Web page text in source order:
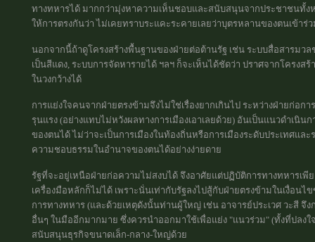
ทางทหารได้ มากกว่ามุ่งหาความเห็นชอบและสนับสนุนจากประชาชนทั้
ให้การตรงกันว่า ไม่เคยทราบระแคะระคายเลยว่าบุตรหลานของตนเข้าร่
นอกจากนี้ถ้าดูโครงสร้างพื้นฐานของฝ่ายต่อต้านรัฐ เช่น ระบบสื่อสารมว
เป็นสีแดง, ระบบการจัดหารายได้ ฯลฯ ก็จะเห็นได้ชัดว่า ปราศจากโครง
ในวงกว้างได้
การแย่งใจคนจากฝ่ายตรงข้ามจึงไม่ใช่เรื่องยากเกินไป ระหว่างฝ่ายก่อ
รุนแรง (อย่างแทบไม่หวังผลทางการเมืองเอาเลยด้วย) อันเป็นแนวดำเนิ
ของตนได้ ไม่ว่าจะเป็นการเมืองในท้องถิ่นหรือการเมืองระดับประเทศแล
ความชอบธรรมในอำนาจของตนได้อย่างง่ายดาย
รัฐที่จะอยู่เหนือฝ่ายก่อความไม่สงบได้ จึงอาศัยแต่ปฏิบัติการทางทหารเพี
เครื่องมือหลักก็ไม่ได้ เพราะนั่นเท่ากับรัฐลงไปสู้กับฝ่ายตรงข้ามในเงื่อน
การทางทหาร (และด้วยเหตุดังนั้นท่านผู้ใหญ่ เช่น อาจารย์ประเวศ วะสี จึ
อื่นๆ ในมืออีกมากมาย ซึ่งควรนำออกมาใช้เพื่อแย่ง "แนวร่วม" (ทั้งที่ปลง
สนับสนุนธุรกิจขนาดเล็ก-กลาง-ใหญ่ด้วย